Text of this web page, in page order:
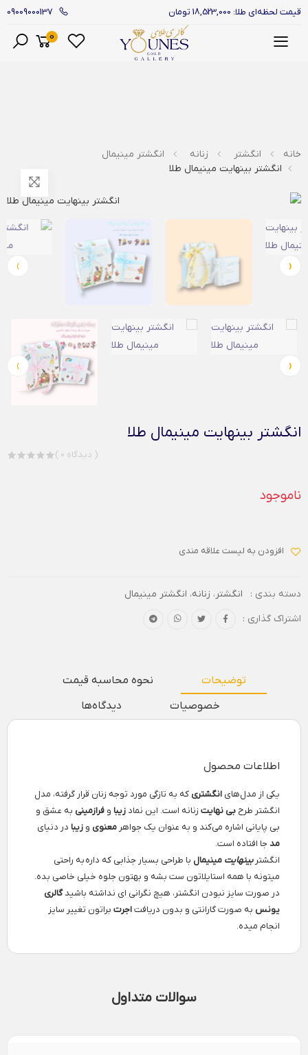
قیمت لحظه‌ای طلا: 18,523,000 تومان 09009000137
0
خانه انگشتر زنانه
انگشتر مینیمال
انگشتر بینهایت مینیمال طلا
‹
›
‹
›
انگشتر بینهایت مینیمال طلا
( 0 دیدگاه )
ناموجود
افزودن به لیست علاقه مندی
دسته بندی : انگشتر ، زنانه، انگشتر مینیمال
اشتراک گذاری :
توضیحات
نحوه محاسبه قیمت
خصوصیات
دیدگاه‌ها
اطلاعات محصول
یکی از مدل‌های انگشتری که به تازگی مورد توجه زنان قرار گرفته، مدل
انگشتر طرح بی نهایت زنانه است. این نماد زیبا و فرازمینی به عشق و
بی پایانی اشاره می‌کند و به عنوان یک جواهر معنوی و زیبا در دنیای
مد جا افتاده است.
انگشتربینهایت مینیمال با طراحی بسیار جذابی که داره به راحتی
میتونه با همه استایلاتون ست بشه و بهتون جلوه خیلی خاصی بده.
در صورت سایز نبودن انگشتر، هیچ نگرانی ای نداشته باشیدگالری
یونس به صورت گارانتی و بدون دریافتاجرت براتون تغییر سایز
انجام میده.
سوالات متداول